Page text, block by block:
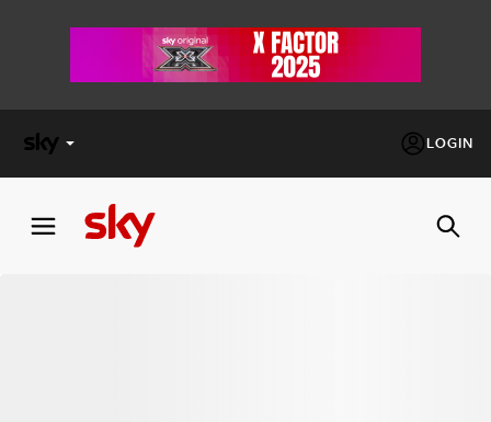
LOGIN
FACTOR